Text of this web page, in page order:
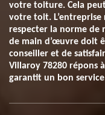
votre toiture. Cela
votre toit.
respecter la norme de
de main d’œuvre doit
conseiller et de
Villaroy 78280 répons
garantit un bon